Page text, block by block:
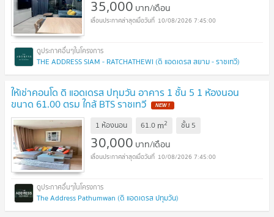
35,000 บาท/เดือน
10/08/2026 7:45:00
THE ADDRESS SIAM - RATCHATHEWI (ดิ แอดเดรส สยาม - ราชเทวี)
ให้เช่าคอนโด ดิ แอดเดรส ปทุมวัน อาคาร 1 ชั้น 5 1 ห้องนอน
ขนาด 61.00 ตรม ใกล้ BTS ราชเทวี NEW !
1 ห้องนอน 61.0 m2 ชั้น 5
30,000 บาท/เดือน
10/08/2026 7:45:00
The Address Pathumwan (ดิ แอดเดรส ปทุมวัน)